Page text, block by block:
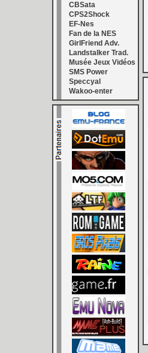
CBSata
CPS2Shock
EF-Nes
Fan de la NES
GirlFriend Adv.
Landstalker Trad.
Musée Jeux Vidéos
SMS Power
Speccyal
Wakoo-enter